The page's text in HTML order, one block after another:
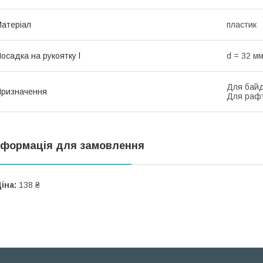
пластик
на рукоятку l d = 32 мм
Для
Для
для замовлення
138 ₴